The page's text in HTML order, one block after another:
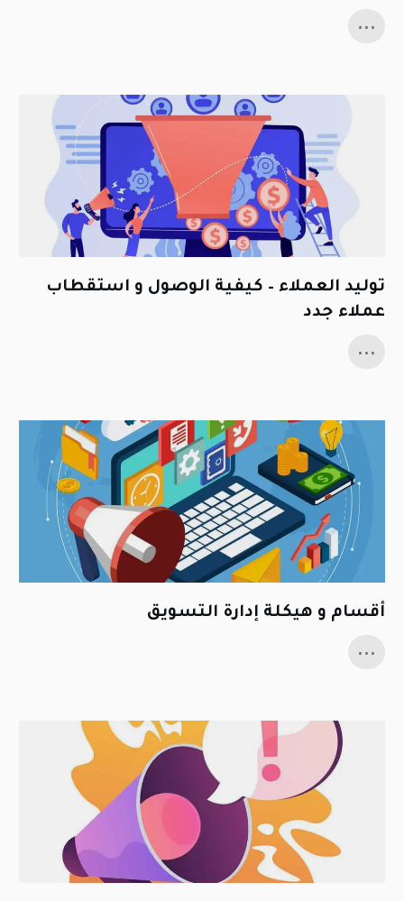
...
توليد العملاء – كيفية الوصول و استقطاب
عملاء جدد
...
أقسام و هيكلة إدارة التسويق
...